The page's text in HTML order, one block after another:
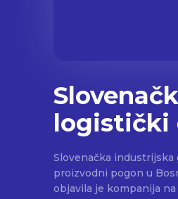
logistički
Slovenačka industrijska
proizvodni pogon u
objavila je kompanija